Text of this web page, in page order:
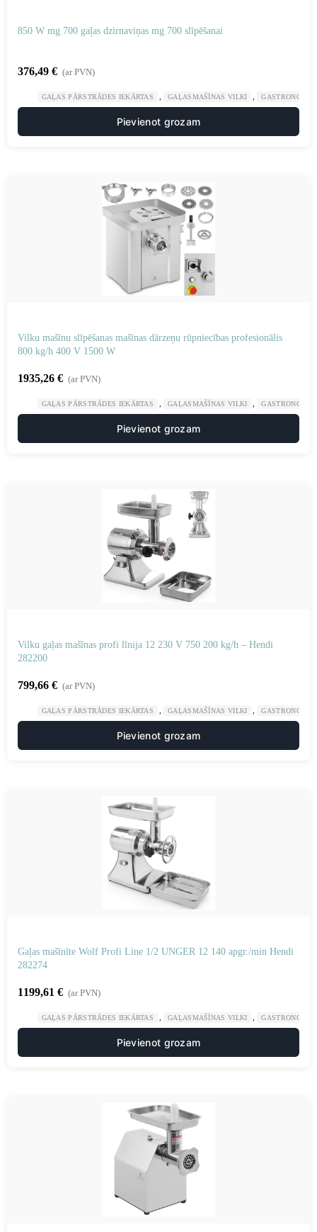
850 W mg 700 gaļas dzirnaviņas mg 700 slīpēšanai
376,49 € (ar PVN)
GAĻAS PĀRSTRĀDES IEKĀRTAS GAĻASMAŠĪNAS VILKI
Pievienot grozam
Vilku mašīnu slīpēšanas mašīnas dārzeņu rūpniecības profesionālis
800 kg/h 400 V 1500 W
1935,26 € (ar PVN)
GAĻAS PĀRSTRĀDES IEKĀRTAS GAĻASMAŠĪNAS VILKI
Pievienot grozam
Vilku gaļas mašīnas profi līnija 12 230 V 750 200 kg/h – Hendi
282200
799,66 € (ar PVN)
GAĻAS PĀRSTRĀDES IEKĀRTAS GAĻASMAŠĪNAS VILKI
Pievienot grozam
Gaļas mašīnīte Wolf Profi Line 1/2 UNGER 12 140 apgr./min Hendi
282274
1199,61 € (ar PVN)
GAĻAS PĀRSTRĀDES IEKĀRTAS GAĻASMAŠĪNAS VILKI
Pievienot grozam